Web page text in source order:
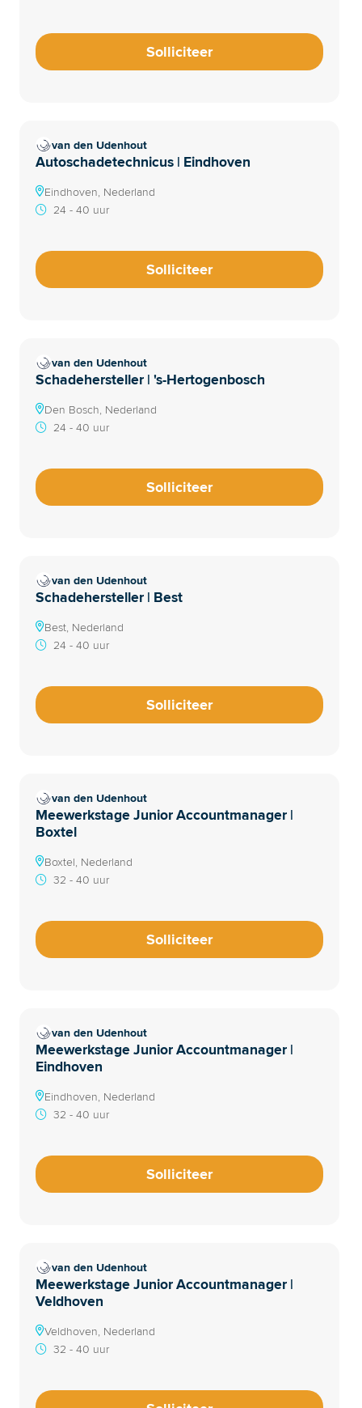
Solliciteer
van den Udenhout
Autoschadetechnicus | Eindhoven
Eindhoven, Nederland
24 - 40 uur
Solliciteer
van den Udenhout
Schadehersteller | 's-Hertogenbosch
Den Bosch, Nederland
24 - 40 uur
Solliciteer
van den Udenhout
Schadehersteller | Best
Best, Nederland
24 - 40 uur
Solliciteer
van den Udenhout
Meewerkstage Junior Accountmanager |
Boxtel
Boxtel, Nederland
32 - 40 uur
Solliciteer
van den Udenhout
Meewerkstage Junior Accountmanager |
Eindhoven
Eindhoven, Nederland
32 - 40 uur
Solliciteer
van den Udenhout
Meewerkstage Junior Accountmanager |
Veldhoven
Veldhoven, Nederland
32 - 40 uur